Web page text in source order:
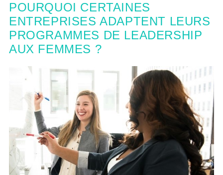
POURQUOI CERTAINES
ENTREPRISES ADAPTENT LEURS
PROGRAMMES DE LEADERSHIP
AUX FEMMES ?